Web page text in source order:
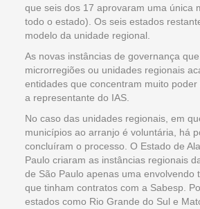
que seis dos 17 aprovaram uma única
todo o estado). Os seis estados
modelo da unidade regional.
As novas instâncias de governança
microrregiões ou unidades regionais
entidades que concentram muito
a representante do IAS.
No caso das unidades regionais, em
municípios ao arranjo é voluntária, há
concluíram o processo. O Estado de
Paulo criaram as instâncias regionais
de São Paulo apenas uma envolvendo
que tinham contratos com a Sabesp.
estados como Rio Grande do Sul e